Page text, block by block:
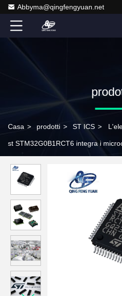
Abbyma@qingfengyuan.net
Casa > prodotti > ST ICS >
st STM32G0B1RCT6 integra i